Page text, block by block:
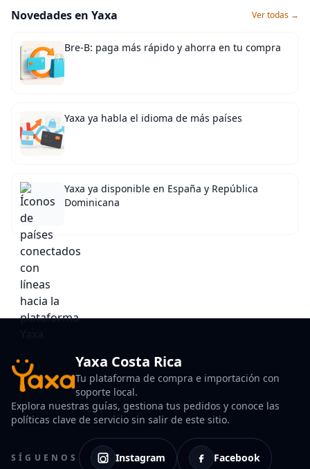
Novedades en Yaxa Ver todas →
Bre-B: paga más rápido y ahorra en tu compra
Yaxa ya habla el idioma de más países
Yaxa ya disponible en España y República
Dominicana
Yaxa Costa Rica
Tu plataforma de compra e importación con
soporte local.
Explora nuestras guías, gestiona tus pedidos y conoce las
políticas clave de servicio sin salir de este sitio.
SÍGUENOS Instagram Facebook